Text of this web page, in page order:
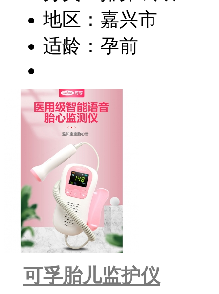
地区：嘉兴市
适龄：孕前
可孚胎儿监护仪